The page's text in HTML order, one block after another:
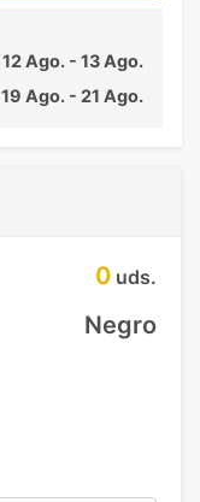
12 Ago. - 13 Ago.
19 Ago. - 21 Ago.
0 uds.
Negro